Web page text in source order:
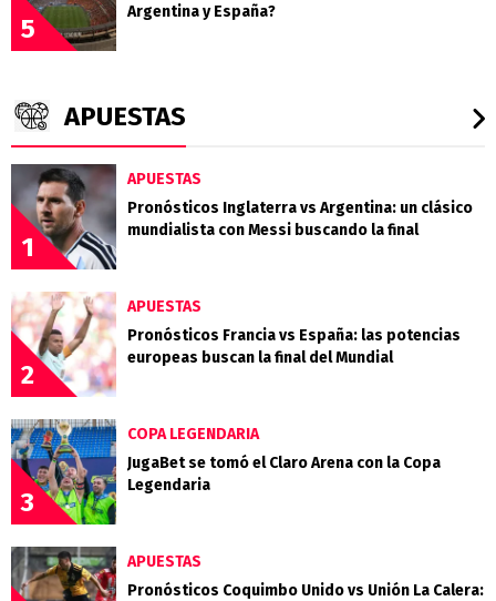
5
Argentina y España?
APUESTAS
1
APUESTAS
Pronósticos Inglaterra vs Argentina: un clásico
mundialista con Messi buscando la final
2
APUESTAS
Pronósticos Francia vs España: las potencias
europeas buscan la final del Mundial
3
COPA LEGENDARIA
JugaBet se tomó el Claro Arena con la Copa
Legendaria
APUESTAS
Pronósticos Coquimbo Unido vs Unión La Calera: